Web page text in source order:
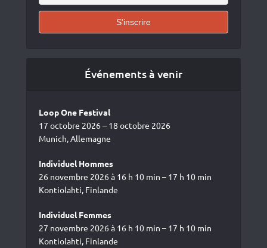
Événements à venir
Loop One Festival
17 octobre 2026 – 18 octobre 2026
Munich, Allemagne
Individuel Hommes
26 novembre 2026 à 16 h 10 min – 17 h 10 min
Kontiolahti, Finlande
Individuel Femmes
27 novembre 2026 à 16 h 10 min – 17 h 10 min
Kontiolahti, Finlande